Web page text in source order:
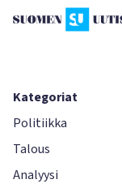
Kategoriat
Politiikka
Talous
Analyysi